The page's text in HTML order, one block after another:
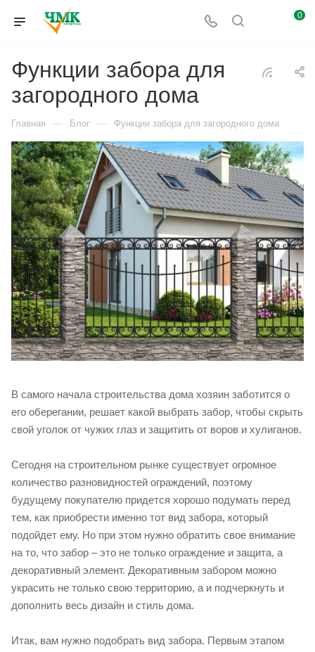
0
Функции забора для
загородного дома
Главная — Блог — Функции забора для загородного дома
В самого начала строительства дома хозяин заботится о
его оберегании, решает какой выбрать забор, чтобы скрыть
свой уголок от чужих глаз и защитить от воров и хулиганов.
Сегодня на строительном рынке существует огромное
количество разновидностей ограждений, поэтому
будущему покупателю придется хорошо подумать перед
тем, как приобрести именно тот вид забора, который
подойдет ему. Но при этом нужно обратить свое внимание
на то, что забор – это не только ограждение и защита, а
декоративный элемент. Декоративным забором можно
украсить не только свою территорию, а и подчеркнуть и
дополнить весь дизайн и стиль дома.
Итак, вам нужно подобрать вид забора. Первым этапом